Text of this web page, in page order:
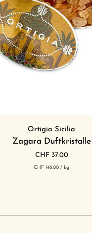
Ortigia Sicilia
Zagara Duftkristalle
CHF 37.00
Grundpreis
CHF 148.00 /pro
kg